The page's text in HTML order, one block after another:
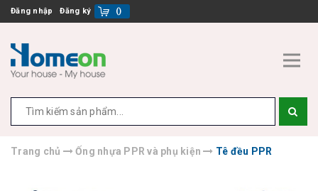
Đăng nhập Đăng ký ()
Trang chủ Ống nhựa PPR và phụ kiện Tê đều PPR